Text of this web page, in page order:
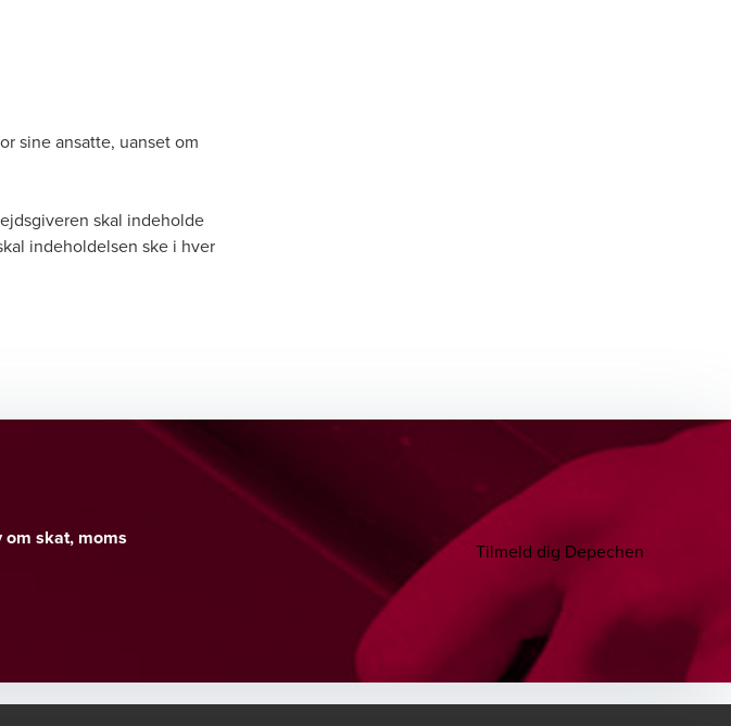
sine ansatte, uanset om
skal indeholde
indeholdelsen ske i hver
skat, moms
Tilmeld dig Depechen